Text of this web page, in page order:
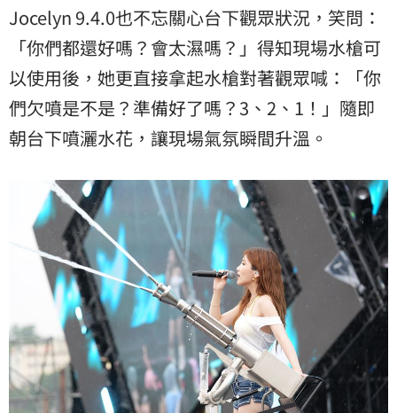
Jocelyn 9.4.0也不忘關心台下觀眾狀況，笑問：
「你們都還好嗎？會太濕嗎？」得知現場水槍可
以使用後，她更直接拿起水槍對著觀眾喊：「你
們欠噴是不是？準備好了嗎？3、2、1！」隨即
朝台下噴灑水花，讓現場氣氛瞬間升溫。